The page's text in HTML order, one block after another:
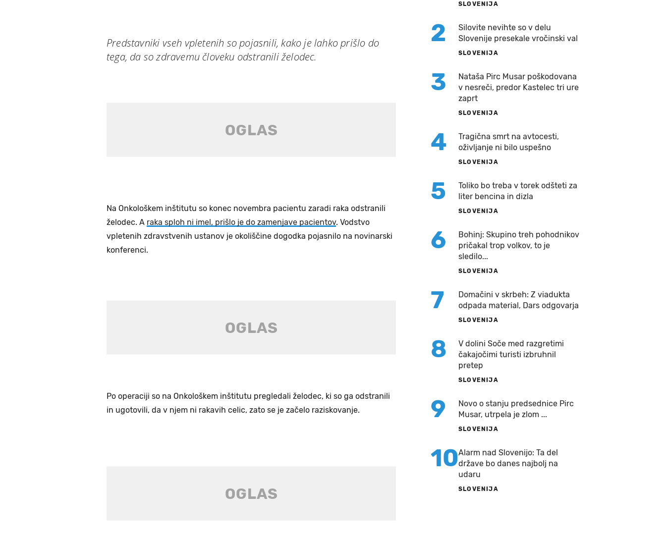
Predstavniki vseh vpletenih so pojasnili, kako je lahko prišlo do
tega, da so zdravemu človeku odstranili želodec.
Na Onkološkem inštitutu so konec novembra pacientu zaradi raka odstranili
želodec. A raka sploh ni imel, prišlo je do zamenjave pacientov. Vodstvo
vpletenih zdravstvenih ustanov je okoliščine dogodka pojasnilo na novinarski
konferenci.
Po operaciji so na Onkološkem inštitutu pregledali želodec, ki so ga odstranili
in ugotovili, da v njem ni rakavih celic, zato se je začelo raziskovanje.
SLOVENIJA
2
Silovite nevihte so v delu
Slovenije presekale vročinski val
SLOVENIJA
3
Nataša Pirc Musar poškodovana
v nesreči, predor Kastelec tri ure
zaprt
SLOVENIJA
4
Tragična smrt na avtocesti,
oživljanje ni bilo uspešno
SLOVENIJA
5
Toliko bo treba v torek odšteti za
liter bencina in dizla
SLOVENIJA
6
Bohinj: Skupino treh pohodnikov
pričakal trop volkov, to je
sledilo...
SLOVENIJA
7
Domačini v skrbeh: Z viadukta
odpada material, Dars odgovarja
SLOVENIJA
8
V dolini Soče med razgretimi
čakajočimi turisti izbruhnil
pretep
SLOVENIJA
9
Novo o stanju predsednice Pirc
Musar, utrpela je zlom ...
SLOVENIJA
10Alarm nad Slovenijo: Ta del
države bo danes najbolj na
udaru
SLOVENIJA